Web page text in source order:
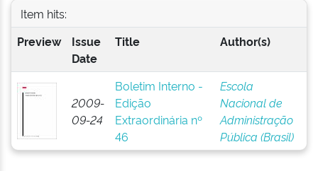
Item hits:
Preview
Issue
Date
Title Author(s)
2009-
09-24
Boletim Interno -
Edição
Extraordinária nº
46
Escola
Nacional de
Administração
Pública (Brasil)